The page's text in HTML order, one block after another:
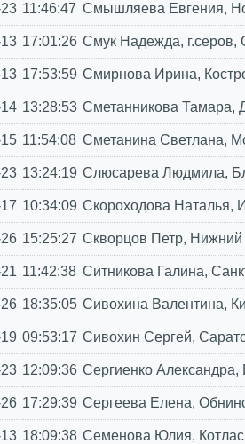
11:46:47 Смышляева Евгения,
17:01:26 Смук Надежда, г.серов,
17:53:59 Смирнова Ирина,
13:28:53 Сметанникова Тамара,
11:54:08 Сметанина Светлана,
13:24:19 Слюсарева Людмила,
10:34:09 Скороходова Наталья,
15:25:27 Скворцов Петр, Нижний
11:42:38 Ситникова Галина,
18:35:05 Сивохина Валентина,
09:53:17 Сивохин Сергей,
12:09:36 Сергиенко Александра,
17:29:39 Сергеева Елена,
18:09:38 Семенова Юлия, Котлас